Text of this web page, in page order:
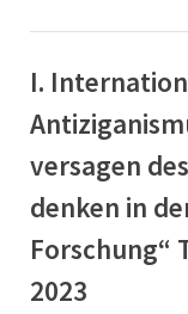
and
22.
2023”
I.
versagen
denken in
Forschung“
2023